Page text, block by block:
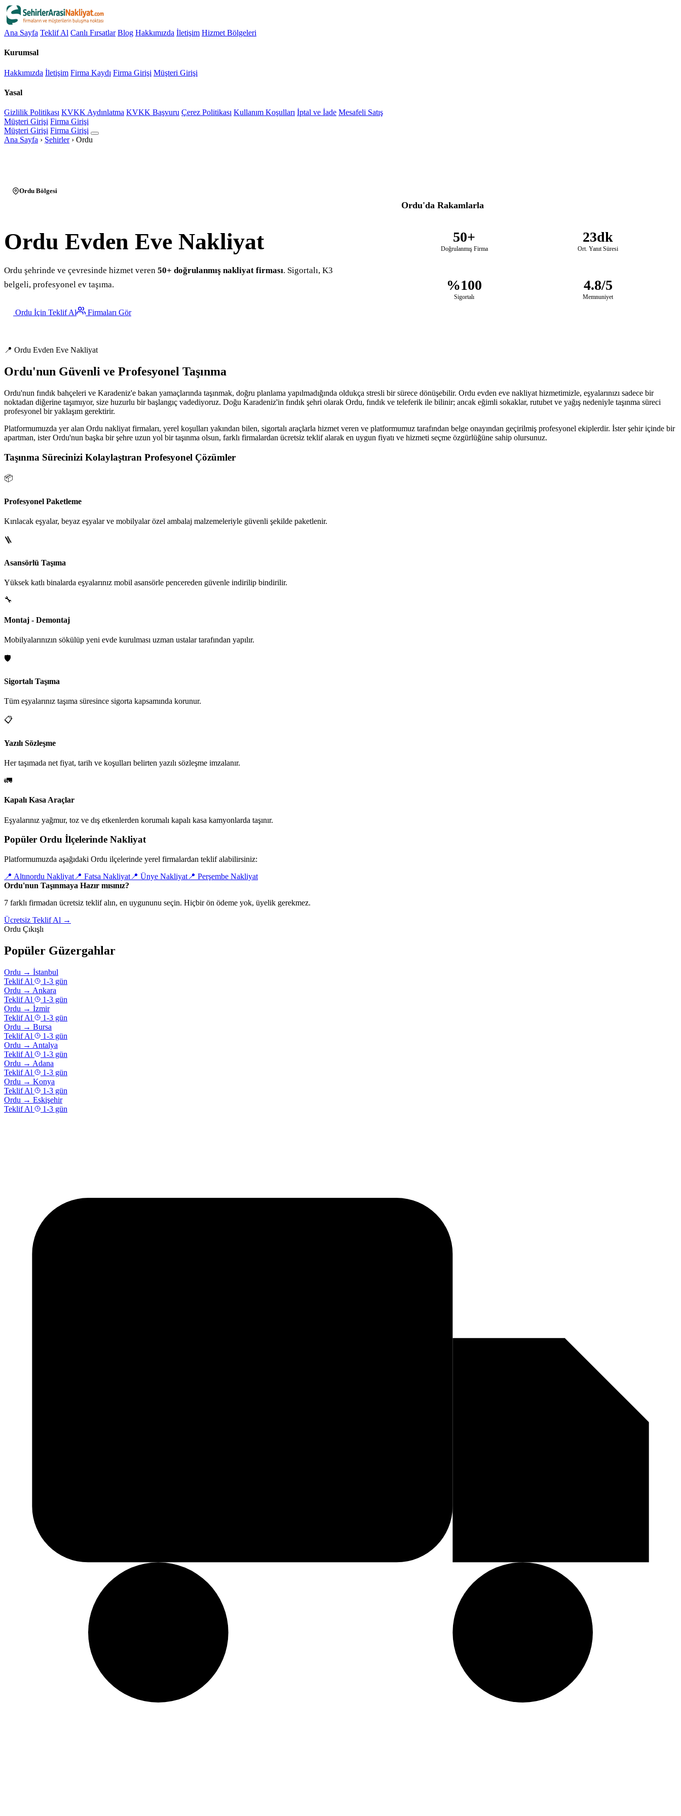
Ana Sayfa Teklif Al Canlı Fırsatlar Blog Hakkımızda İletişim Hizmet Bölgeleri
Kurumsal
Hakkımızda İletişim Firma Kaydı Firma Girişi Müşteri Girişi
Yasal
Gizlilik Politikası KVKK Aydınlatma KVKK Başvuru Çerez Politikası Kullanım Koşulları İptal ve İade Mesafeli Satış
Müşteri Girişi Firma Girişi
Müşteri Girişi Firma Girişi
Ana Sayfa › Şehirler › Ordu
Ordu Bölgesi
Ordu Evden Eve Nakliyat
Ordu şehrinde ve çevresinde hizmet veren 50+ doğrulanmış nakliyat firması. Sigortalı, K3
belgeli, profesyonel ev taşıma.
Ordu İçin Teklif Al Firmaları Gör
Ordu'da Rakamlarla
50+
Doğrulanmış Firma
23dk
Ort. Yanıt Süresi
%100
Sigortalı
4.8/5
Memnuniyet
📍 Ordu Evden Eve Nakliyat
Ordu'nun Güvenli ve Profesyonel Taşınma
Ordu'nun fındık bahçeleri ve Karadeniz'e bakan yamaçlarında taşınmak, doğru planlama yapılmadığında oldukça stresli bir sürece dönüşebilir. Ordu evden eve nakliyat hizmetimizle, eşyalarınızı sadece bir
noktadan diğerine taşımıyor, size huzurlu bir başlangıç vadediyoruz. Doğu Karadeniz'in fındık şehri olarak Ordu, fındık ve teleferik ile bilinir; ancak eğimli sokaklar, rutubet ve yağış nedeniyle taşınma süreci
profesyonel bir yaklaşım gerektirir.
Platformumuzda yer alan Ordu nakliyat firmaları, yerel koşulları yakından bilen, sigortalı araçlarla hizmet veren ve platformumuz tarafından belge onayından geçirilmiş profesyonel ekiplerdir. İster şehir içinde bir
apartman, ister Ordu'nun başka bir şehre uzun yol bir taşınma olsun, farklı firmalardan ücretsiz teklif alarak en uygun fiyatı ve hizmeti seçme özgürlüğüne sahip olursunuz.
Taşınma Sürecinizi Kolaylaştıran Profesyonel Çözümler
📦
Profesyonel Paketleme
Kırılacak eşyalar, beyaz eşyalar ve mobilyalar özel ambalaj malzemeleriyle güvenli şekilde paketlenir.
🪜
Asansörlü Taşıma
Yüksek katlı binalarda eşyalarınız mobil asansörle pencereden güvenle indirilip bindirilir.
🔧
Montaj - Demontaj
Mobilyalarınızın sökülüp yeni evde kurulması uzman ustalar tarafından yapılır.
🛡️
Sigortalı Taşıma
Tüm eşyalarınız taşıma süresince sigorta kapsamında korunur.
📋
Yazılı Sözleşme
Her taşımada net fiyat, tarih ve koşulları belirten yazılı sözleşme imzalanır.
🚛
Kapalı Kasa Araçlar
Eşyalarınız yağmur, toz ve dış etkenlerden korumalı kapalı kasa kamyonlarda taşınır.
Popüler Ordu İlçelerinde Nakliyat
Platformumuzda aşağıdaki Ordu ilçelerinde yerel firmalardan teklif alabilirsiniz:
📍 Altınordu Nakliyat 📍 Fatsa Nakliyat 📍 Ünye Nakliyat 📍 Perşembe Nakliyat
Ordu'nun Taşınmaya Hazır mısınız?
7 farklı firmadan ücretsiz teklif alın, en uygununu seçin. Hiçbir ön ödeme yok, üyelik gerekmez.
Ücretsiz Teklif Al →
Ordu Çıkışlı
Popüler Güzergahlar
Ordu → İstanbul
Teklif Al
1-3 gün
Ordu → Ankara
Teklif Al
1-3 gün
Ordu → İzmir
Teklif Al
1-3 gün
Ordu → Bursa
Teklif Al
1-3 gün
Ordu → Antalya
Teklif Al
1-3 gün
Ordu → Adana
Teklif Al
1-3 gün
Ordu → Konya
Teklif Al
1-3 gün
Ordu → Eskişehir
Teklif Al
1-3 gün